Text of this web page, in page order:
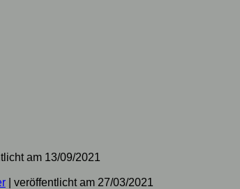
am 13/09/2021
veröffentlicht am 27/03/2021